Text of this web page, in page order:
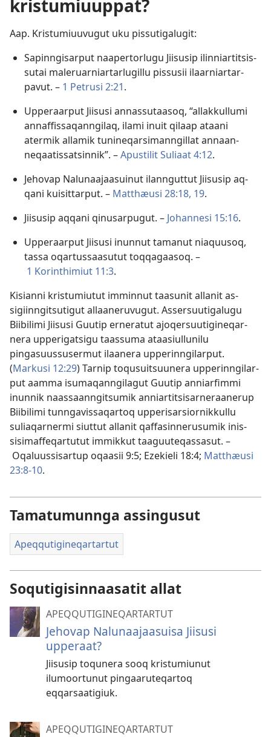
kristumiuup­pat?
Aap. Kristumiuuvugut uku pis­sutigalugit:
Sapin­ngisar­put naaper­torlugu Jiisusip ilin­niar­titsis­
sutai maleruar­niar­tarlugil­lu pis­susii ilaar­niar­tar­
pavut. – 1 Petrusi 2:21.
Up­peraar­put Jiisusi an­nas­sutaasoq, “al­lak­kul­lumi
an­naf­fis­saqan­ngilaq, ilami inuit qilaap ataani
atermik al­lamik tunineqarsiman­ngil­lat an­naan­
neqaatis­satsin­nik”. –Apustilit Suliaat 4:12.
Jehovap Nalunaajaasuinut ilan­ngut­tut Jiisusip aq­
qani kuisit­tar­put. – Mat­thæusi 28:18, 19.
Jiisusip aq­qani qinusar­pugut. – Johan­nesi 15:16.
Up­peraar­put Jiisusi inun­nut tamanut niaquusoq,
tas­sa oqar­tus­saasutut toq­qagaasoq. –
1 Korinthimiut 11:3.
Kisian­ni kristumiutut im­min­nut taasunit al­lanit as­
sigiin­ngitsutigut al­laaneruvugut. As­sersuutigalugu
Biibilimi Jiisusi Guutip er­neratut ajoqersuutigineqar­
nera up­perigatsigu taas­suma ataasiul­lunilu
pingasuus­susermut ilaanera up­perin­ngilar­put.
(Markusi 12:29) Tar­nip toqusuitsuunera up­perin­ngilar­
put aam­ma isumaqan­ngilagut Guutip an­niarfim­mi
inun­nik naas­saan­ngitsumik an­niar­titsisar­neraanerup
Biibilimi tun­ngavis­saqar­toq up­perisarsior­nik­kul­lu
suliaqar­nermi siut­tut al­lanit qaf­fasin­nerusumik inis­
sisimaf­feqar­tutut im­mik­kut taaguuteqas­sasut. –
Oqaluus­sisar­tup oqaasii 9:5; Ezekieli 18:4; Mat­thæusi
23:8-10.
Tamatumunnga assingusut
Apeqqutigineqartartut
Soqutigisinnaasatit allat
APEQQUTIGINEQARTARTUT
Jehovap Nalunaajaasuisa Jiisusi
upperaat?
Jiisusip toqunera sooq kristumiunut
ilumoortunut pingaaruteqartoq
eqqarsaatigiuk.
APEQQUTIGINEQARTARTUT